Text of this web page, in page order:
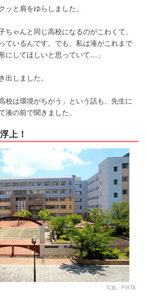
と肩をゆらしました。
ゃんと同じ高校になるのがこわくて、
ているんです。でも、私は湊がこれまで
にしてほしいと思っていて…」
しました。
校は環境がちがう」という話も、先生に
の前で聞きました。
上！
写真：PIXTA